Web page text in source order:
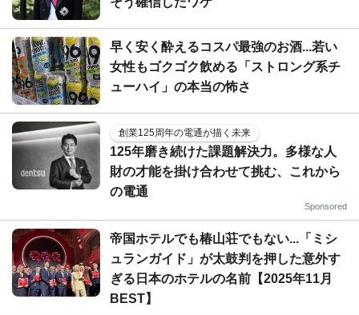
早く安く酔えるコスパ最強のお酒...若い
女性もゴクゴク飲める「ストロング系チ
ューハイ」の本当の怖さ
創業125周年の電通が描く未来
125年磨き続けた課題解決力。多様な人
財の才能を掛け合わせて挑む、これから
の電通
Sponsored
帝国ホテルでも椿山荘でもない...「ミシ
ュランガイド」が太鼓判を押した意外す
ぎる日本のホテルの名前【2025年11月
BEST】